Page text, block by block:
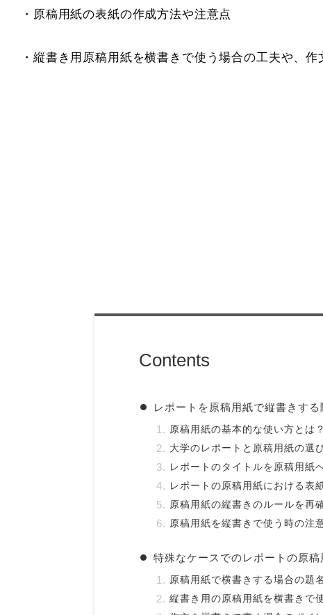
・原稿用紙の表紙の作成方法や注意点
・縦書き用原稿用紙を横書きで使う場合の工夫や、
Contents
レポートを原稿用紙で縦書きす
原稿用紙の基本的な使い方とは？
大学のレポートと原稿用紙の選
レポートのタイトルを原稿用紙
レポートの原稿用紙における表
原稿用紙の縦書きのルールを再
原稿用紙を縦書きで使う時の注
特殊なケースでのレポートの原
原稿用紙で横書きする場合の題
縦書き用の原稿用紙を横書きで